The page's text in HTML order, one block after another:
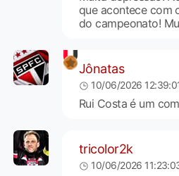
que acontece com
do campeonato!
Jônatas
10/06/2026
Rui Costa é um
tricolor2k
10/06/2026